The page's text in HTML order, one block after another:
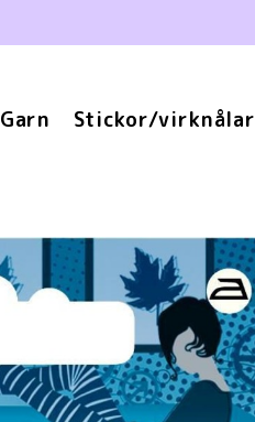
Garn Stickor/virknålar